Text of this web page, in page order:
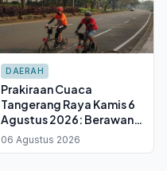
DAERAH
Prakiraan Cuaca
Tangerang Raya Kamis 6
Agustus 2026: Berawan
Sepanjang Hari, Suhu
Capai 34 Derajat
06 Agustus 2026